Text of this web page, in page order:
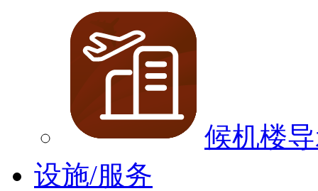
候机楼
设施/服务